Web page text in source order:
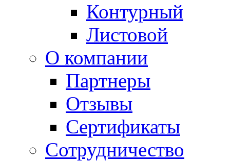
Контурный
Листовой
О компании
Партнеры
Отзывы
Сертификаты
Сотрудничество